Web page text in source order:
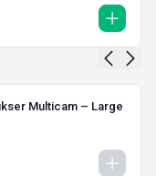
Multicam – Large